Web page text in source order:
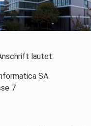
lautet:
SA
7